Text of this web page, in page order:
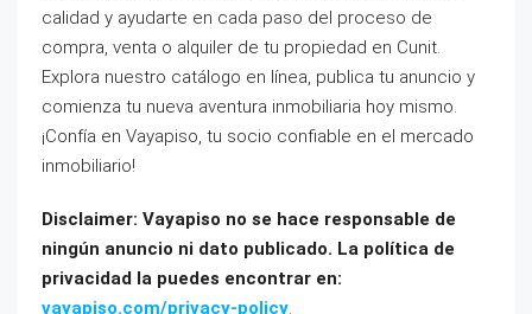
calidad y ayudarte en cada paso del proceso de
compra, venta o alquiler de tu propiedad en Cunit.
Explora nuestro catálogo en línea, publica tu anuncio y
comienza tu nueva aventura inmobiliaria hoy mismo.
¡Confía en Vayapiso, tu socio confiable en el mercado
inmobiliario!
Disclaimer: Vayapiso no se hace responsable de
ningún anuncio ni dato publicado. La política de
privacidad la puedes encontrar en:
vayapiso.com/privacy-policy.